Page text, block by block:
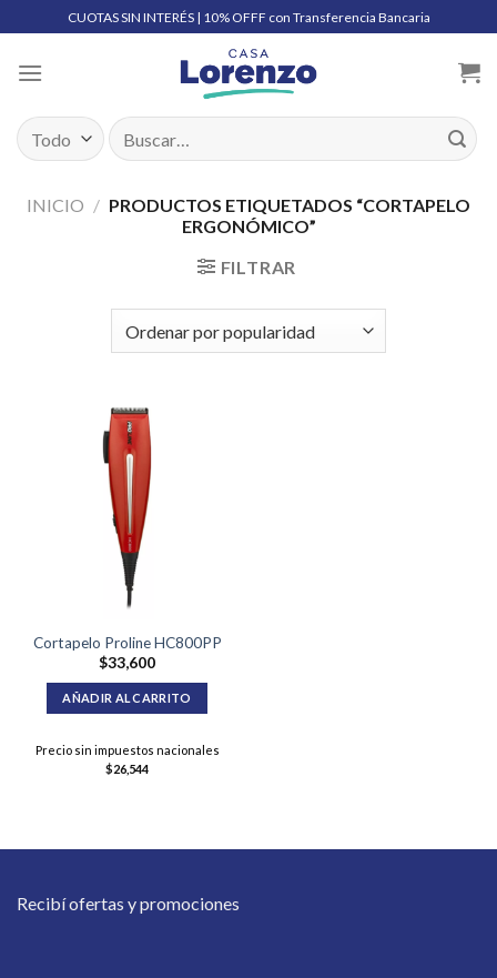
to
content
CUOTAS SIN INTERÉS | 10% OFFF con Transferencia Bancaria
Buscar
por:
INICIO / PRODUCTOS ETIQUETADOS “CORTAPELO
ERGONÓMICO”
FILTRAR
Cortapelo Proline HC800PP
$33,600
AÑADIR AL CARRITO
Precio sin impuestos nacionales
$26,544
Recibí ofertas y promociones